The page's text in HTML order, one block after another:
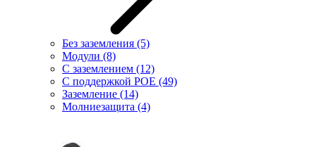
Без заземления (5)
Модули (8)
С заземлением (12)
С поддержкой POE (49)
Заземление (14)
Молниезащита (4)